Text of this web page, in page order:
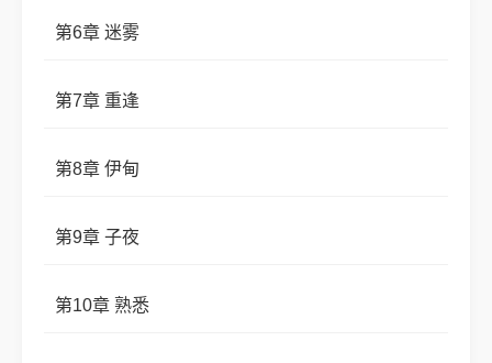
第6章 迷雾
第7章 重逢
第8章 伊甸
第9章 子夜
第10章 熟悉